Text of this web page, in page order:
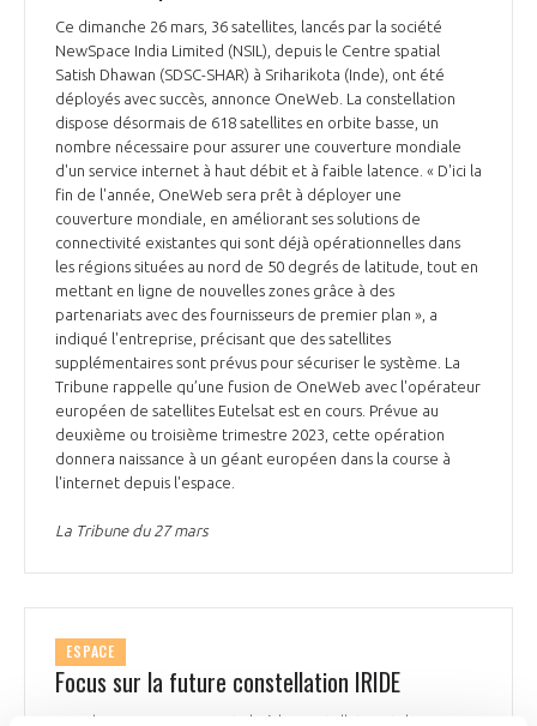
Ce dimanche 26 mars, 36 satellites, lancés par la société
NewSpace India Limited (NSIL), depuis le Centre spatial
Satish Dhawan (SDSC-SHAR) à Sriharikota (Inde), ont été
déployés avec succès, annonce OneWeb. La constellation
dispose désormais de 618 satellites en orbite basse, un
nombre nécessaire pour assurer une couverture mondiale
d'un service internet à haut débit et à faible latence. « D'ici la
fin de l'année, OneWeb sera prêt à déployer une
couverture mondiale, en améliorant ses solutions de
connectivité existantes qui sont déjà opérationnelles dans
les régions situées au nord de 50 degrés de latitude, tout en
mettant en ligne de nouvelles zones grâce à des
partenariats avec des fournisseurs de premier plan », a
indiqué l'entreprise, précisant que des satellites
supplémentaires sont prévus pour sécuriser le système. La
Tribune rappelle qu’une fusion de OneWeb avec l'opérateur
européen de satellites Eutelsat est en cours. Prévue au
deuxième ou troisième trimestre 2023, cette opération
donnera naissance à un géant européen dans la course à
l'internet depuis l'espace.
La Tribune du 27 mars
ESPACE
Focus sur la future constellation IRIDE
La Tribune consacre un article à la constellation italienne